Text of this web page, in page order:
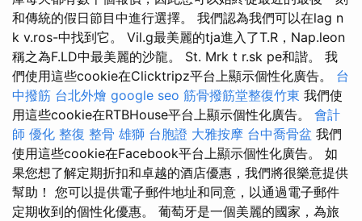
和傳統的假日節目中進行選擇。 我們認為我們可以在lag n
k v.ros-中找到它。 Vil.g最美麗的tja進入了T.R，Nap.leon
稱之為F.LD中最美麗的沙龍。 St. Mrk t r.sk pe和諧。 我
們使用這些cookie在Clicktripz平台上顯示個性化廣告。 台
中撥筋 台北外燴 google seo 筋骨撥筋堂整復竹東 我們使
用這些cookie在RTBHouse平台上顯示個性化廣告。 會計
師 優化 整復 整骨 雄獅 台胞證 大雅按摩 台中喬骨盆 我們
使用這些cookie在Facebook平台上顯示個性化廣告。 如
果您想了解定期折扣和卓越的酒店優惠，我們將很樂意提供
幫助！ 您可以提供電子郵件地址和同意，以通過電子郵件
定期收到的個性化優惠。 葡萄牙是一個美麗的國家，為旅